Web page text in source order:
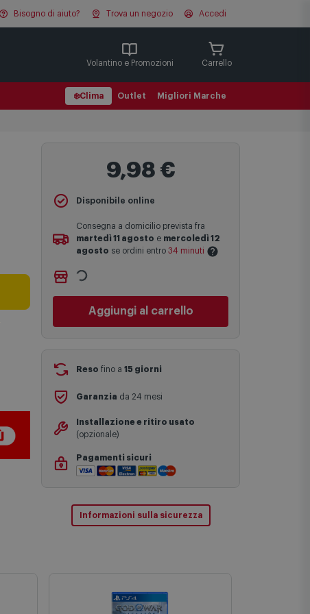
Bisogno di aiuto? Trova un negozio Accedi
Volantino e Promozioni Carrello
❄️Clima Outlet Migliori Marche
9,98 €
Disponibile online
Consegna a domicilio prevista fra
martedì 11 agosto e mercoledì 12
agosto se ordini entro 34 minuti
Le date previste per la consegna sono
una stima approssimativa basata sulle
statistiche di consegna in possesso di
logisticamente complesse come isole e
festivi e ricorrenze principali o in
Si ricorda inoltre che i prodotti
acquistati in modalità di prenotazione
uscita indicata nella pagina del
prodotto.
Ritiro gratuito presso
Garanzia da 24 mesi
(opzionale)
Pagamenti sicuri